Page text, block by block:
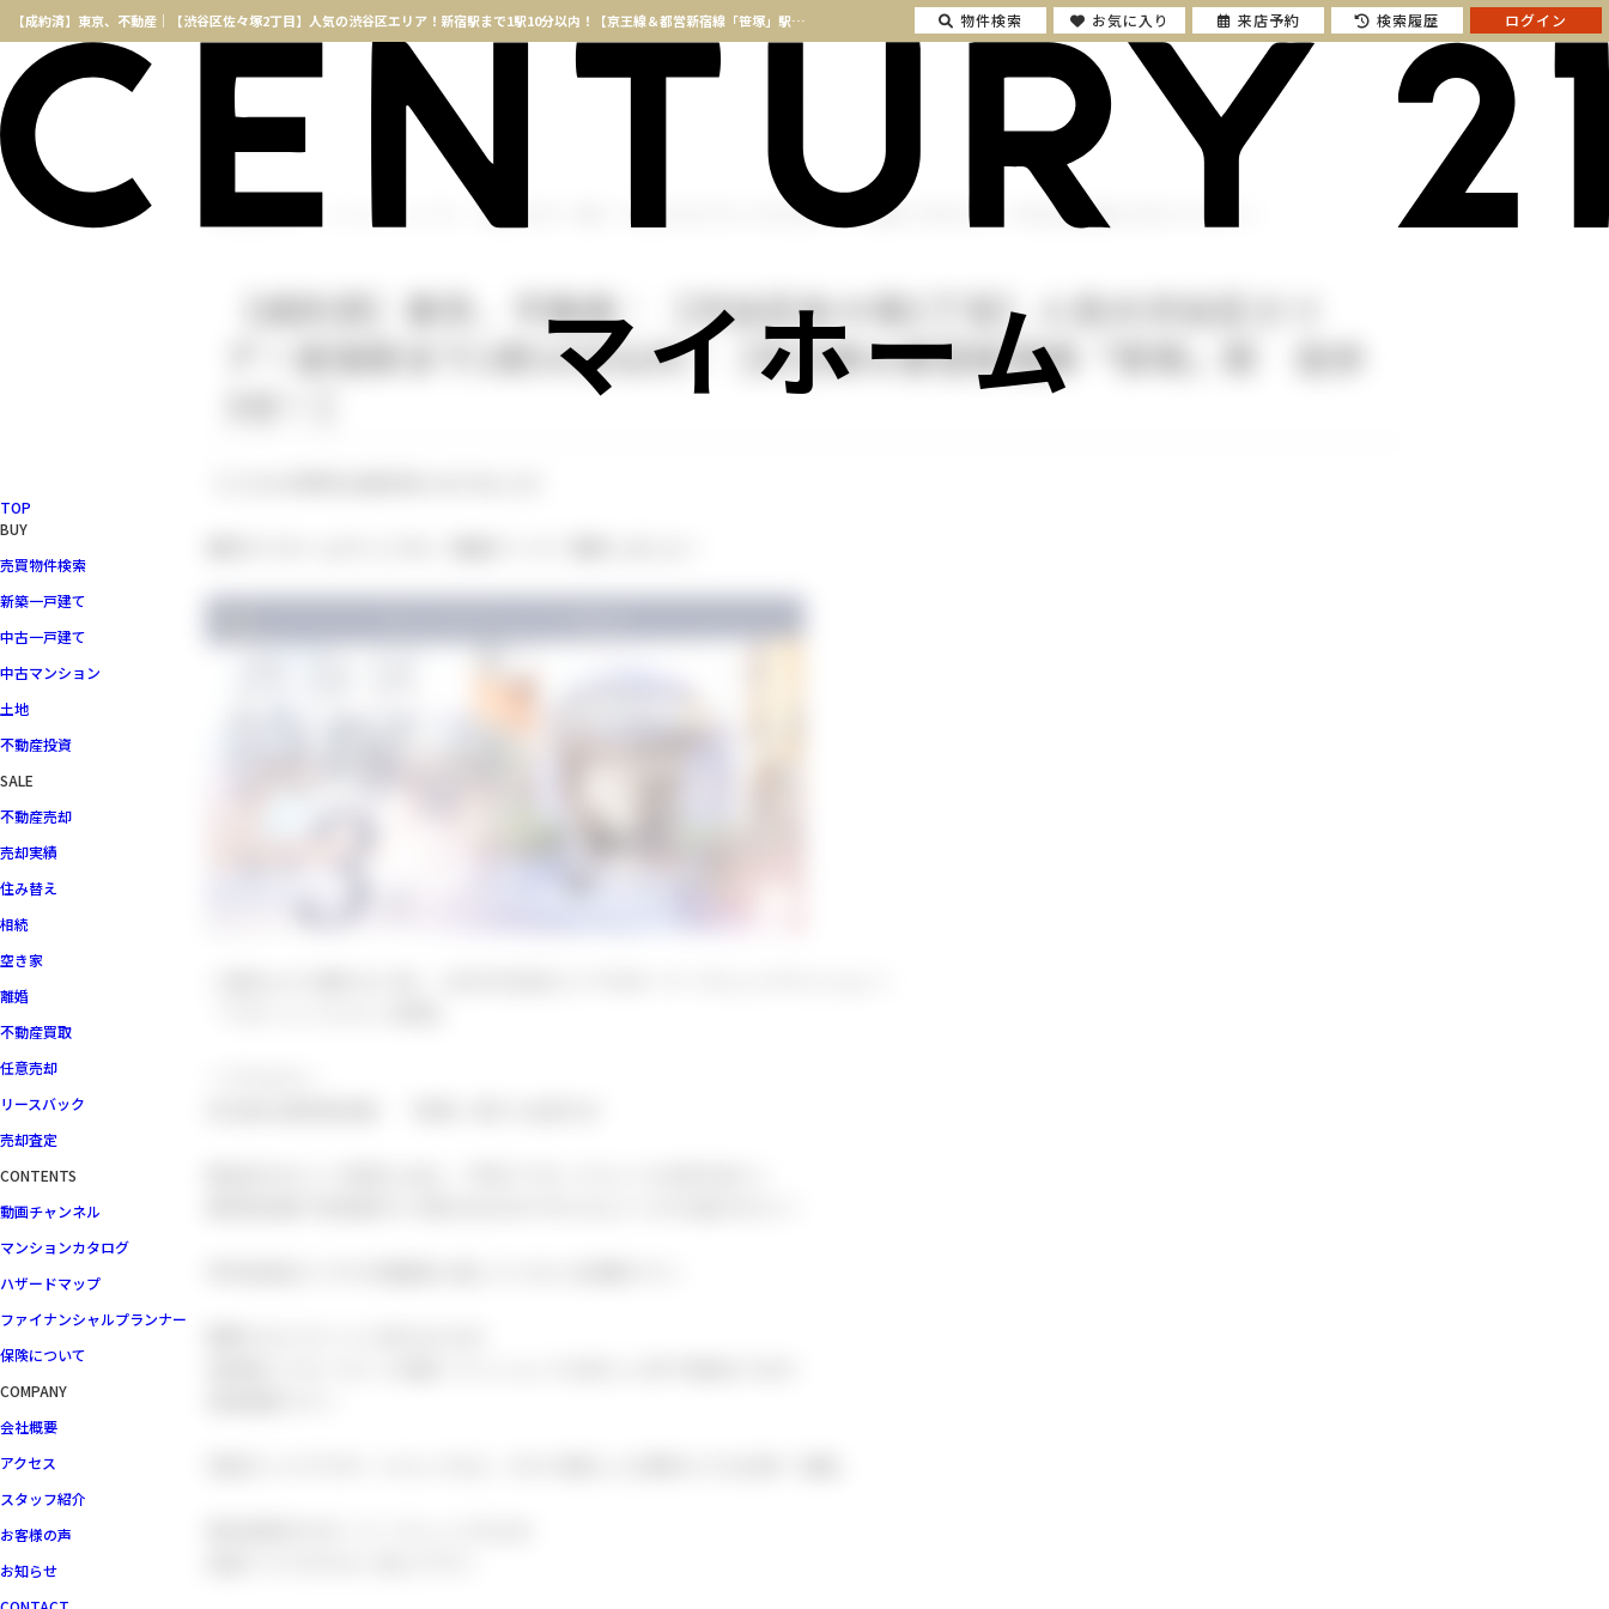
【成約済】東京、不動産｜【渋谷区佐々塚2丁目】人気の渋谷区エリア！新宿駅まで1駅10分以内！【京王線＆都営新宿線「笹塚」駅 徒歩3分！】 | 横浜の不動産はセンチュリー21マイホーム
マイホーム
TOP
BUY
売買物件検索
新築一戸建て
中古一戸建て
中古マンション
土地
不動産投資
SALE
不動産売却
売却実績
住み替え
相続
空き家
離婚
不動産買取
任意売却
リースバック
売却査定
CONTENTS
動画チャンネル
マンションカタログ
ハザードマップ
ファイナンシャルプランナー
保険について
COMPANY
会社概要
アクセス
スタッフ紹介
お客様の声
お知らせ
インフォメーション一覧 【成約済】東京、不動産｜【渋谷区佐々塚2丁目】人気の渋谷区エリア！新宿駅まで1駅10分以内！【京王線＆都営新宿線「笹塚」駅 徒歩3分！】
【成約済】東京、不動産｜【渋谷区佐々塚2丁目】人気の渋谷区エリ
ア！新宿駅まで1駅10分以内！【京王線＆都営新宿線「笹塚」駅 徒歩
物件検索 お気に入り 来店予約 検索履歴 ログイン